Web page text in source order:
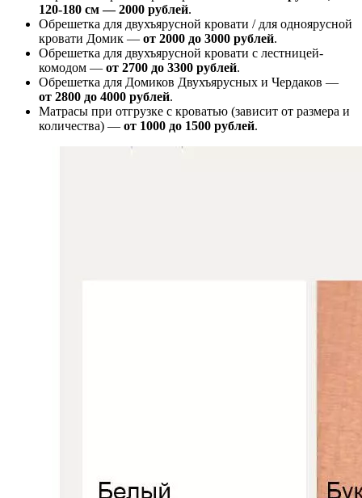
120-180 см — 2000 рублей.
Обрешетка для двухъярусной кровати / для одноярусной
кровати Домик — от 2000 до 3000 рублей.
Обрешетка для двухъярусной кровати с лестницей-
комодом — от 2700 до 3300 рублей.
Обрешетка для Домиков Двухъярусных и Чердаков —
от 2800 до 4000 рублей.
Матрасы при отгрузке с кроватью (зависит от размера и
количества) — от 1000 до 1500 рублей.